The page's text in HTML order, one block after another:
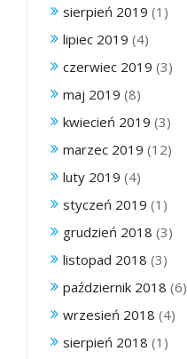
sierpień 2019 (1)
lipiec 2019 (4)
czerwiec 2019 (3)
maj 2019 (8)
kwiecień 2019 (3)
marzec 2019 (12)
luty 2019 (4)
styczeń 2019 (1)
grudzień 2018 (3)
listopad 2018 (3)
październik 2018 (6)
wrzesień 2018 (4)
sierpień 2018 (1)